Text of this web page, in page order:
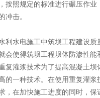
按照规定的标准进行碾压作
冲击。
利水电施工中筑坝工程建设
会使得筑坝工程坝体防渗性
复灌浆技术为了提高混凝土
的一种技术。在使用重复灌
，在加快施工进度的同时，保